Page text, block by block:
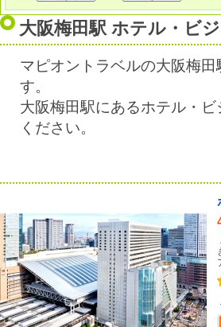
大阪梅田駅 ホテル・ビ
マピオントラベルの大阪梅
す。
大阪梅田駅にあるホテル・
ください。